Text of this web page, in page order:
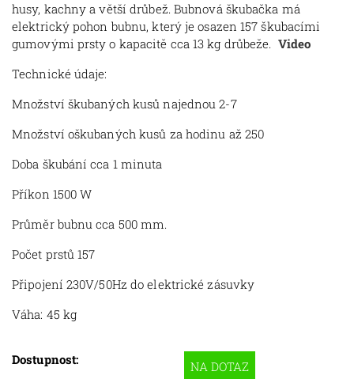
husy, kachny a větší drůbež. Bubnová škubačka má
elektrický pohon bubnu, který je osazen 157 škubacími
gumovými prsty o kapacitě cca 13 kg drůbeže. Video
Technické údaje:
Množství škubaných kusů najednou 2-7
Množství oškubaných kusů za hodinu až 250
Doba škubání cca 1 minuta
Příkon 1500 W
Průměr bubnu cca 500 mm.
Počet prstů 157
Připojení 230V/50Hz do elektrické zásuvky
Váha: 45 kg
Dostupnost: NA DOTAZ